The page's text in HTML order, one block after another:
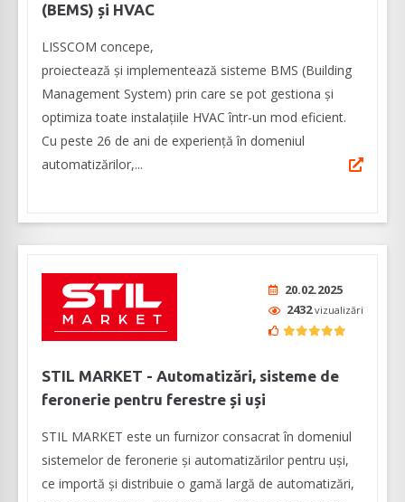
(BEMS) și HVAC
LISSCOM concepe,
proiectează și implementează sisteme BMS (Building
Management System) prin care se pot gestiona și
optimiza toate instalațiile HVAC într-un mod eficient.
Cu peste 26 de ani de experiență în domeniul
automatizărilor,...
20.02.2025
2432vizualizări
STIL MARKET - Automatizări, sisteme de
feronerie pentru ferestre și uși
STIL MARKET este un furnizor consacrat în domeniul
sistemelor de feronerie și automatizărilor pentru uși,
ce importă și distribuie o gamă largă de automatizări,